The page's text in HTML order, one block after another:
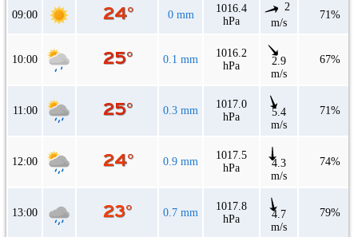
09:00 0 mm
1016.4
hPa
2
m/s
71%
10:00 0.1 mm
1016.2
hPa
2.9
m/s
67%
11:00 0.3 mm
1017.0
hPa
5.4
m/s
71%
12:00 0.9 mm
1017.5
hPa
4.3
m/s
74%
13:00 0.7 mm
1017.8
hPa
4.7
m/s
79%